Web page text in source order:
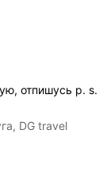
отпишусь p. s.
DG travel